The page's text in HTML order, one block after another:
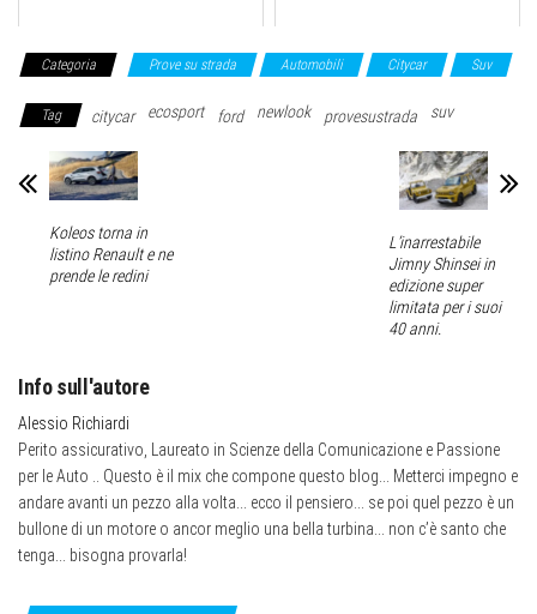
Categoria Prove su strada Automobili Citycar Suv
Tag citycar ecosport ford newlook provesustrada suv
Koleos torna in
listino Renault e ne
prende le redini
L’inarrestabile
Jimny Shinsei in
edizione super
limitata per i suoi
40 anni.
Info sull'autore
Alessio Richiardi
Perito assicurativo, Laureato in Scienze della Comunicazione e Passione
per le Auto .. Questo è il mix che compone questo blog... Metterci impegno e
andare avanti un pezzo alla volta... ecco il pensiero... se poi quel pezzo è un
bullone di un motore o ancor meglio una bella turbina... non c’è santo che
tenga... bisogna provarla!